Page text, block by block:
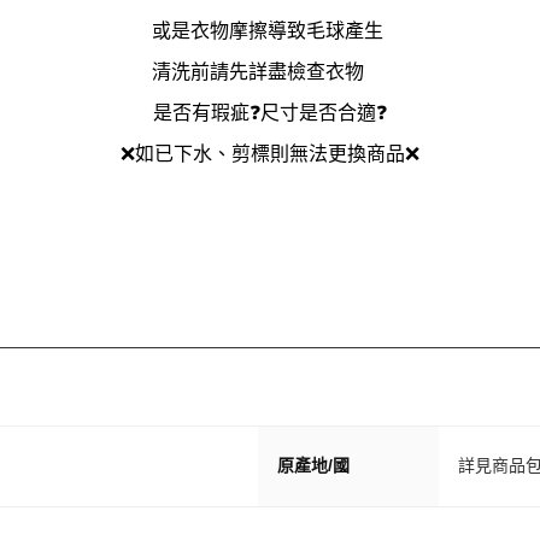
或是衣物摩擦導致毛球產生
清洗前請先詳盡檢查衣物
是否有瑕疵❓尺寸是否合適❓
❌如已下水、剪標則無法更換商品❌
原產地/國 詳見商品